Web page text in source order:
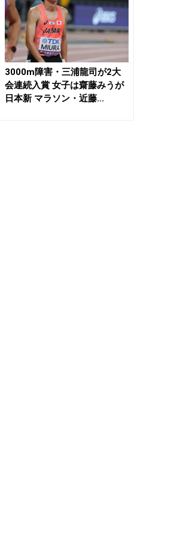
3000m障害・三浦龍司が2大
会連続入賞 女子は齋藤みうが
日本新 マラソン・近藤...